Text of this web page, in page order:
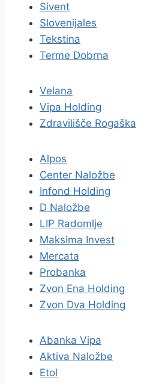
Sivent
Slovenijales
Tekstina
Terme Dobrna
Velana
Vipa Holding
Zdravilišče Rogaška
Alpos
Center Naložbe
Infond Holding
D Naložbe
LIP Radomlje
Maksima Invest
Mercata
Probanka
Zvon Ena Holding
Zvon Dva Holding
Abanka Vipa
Aktiva Naložbe
Etol